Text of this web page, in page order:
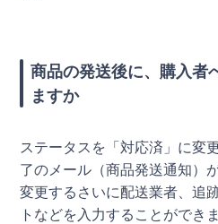
商品の発送後に、購入者
ますか
ステータスを「対応済」に変
了のメール（商品発送通知）
変更するさいに配送業者、追
トなどを入力することができ